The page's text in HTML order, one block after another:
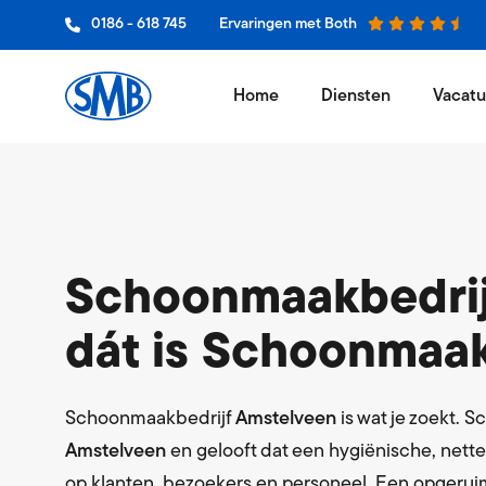
0186 - 618 745 Ervaringen met Both
Home Diensten
Een vak
dát is
SchoonmaakbedrijfAmstelveen is wat je zoekt.
Amstelveen en gelooft dat een hygiënische,